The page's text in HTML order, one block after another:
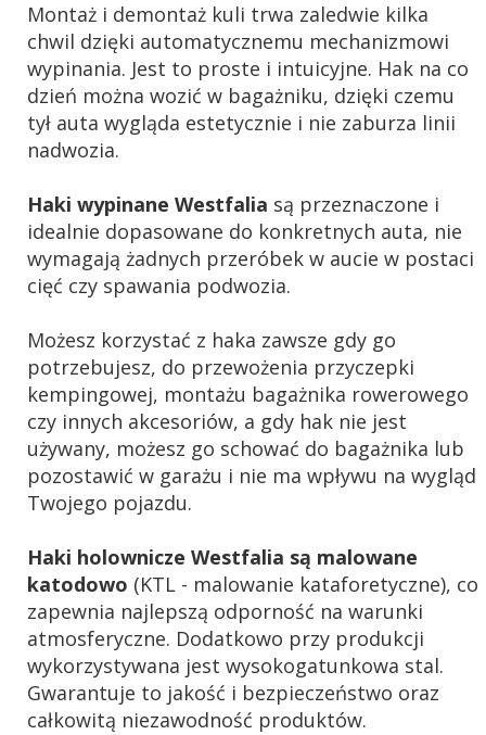
Montaż i demontaż kuli trwa zaledwie kilka
chwil dzięki automatycznemu mechanizmowi
wypinania. Jest to proste i intuicyjne. Hak na co
dzień można wozić w bagażniku, dzięki czemu
tył auta wygląda estetycznie i nie zaburza linii
nadwozia.
Haki wypinane Westfalia są przeznaczone i
idealnie dopasowane do konkretnych auta, nie
wymagają żadnych przeróbek w aucie w postaci
cięć czy spawania podwozia.
Możesz korzystać z haka zawsze gdy go
potrzebujesz, do przewożenia przyczepki
kempingowej, montażu bagażnika rowerowego
czy innych akcesoriów, a gdy hak nie jest
używany, możesz go schować do bagażnika lub
pozostawić w garażu i nie ma wpływu na wygląd
Twojego pojazdu.
Haki holownicze Westfalia są malowane
katodowo (KTL - malowanie kataforetyczne), co
zapewnia najlepszą odporność na warunki
atmosferyczne. Dodatkowo przy produkcji
wykorzystywana jest wysokogatunkowa stal.
Gwarantuje to jakość i bezpieczeństwo oraz
całkowitą niezawodność produktów.